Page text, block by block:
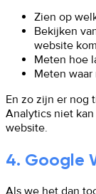
Zien op
Bekijken
website
Meten hoe
Meten
En zo zijn er nog
Analytics niet
website.
4. Google